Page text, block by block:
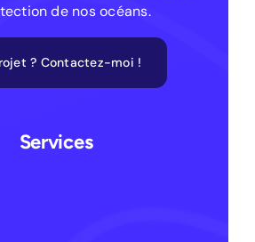
de nos océans.
? Contactez-moi !
Services